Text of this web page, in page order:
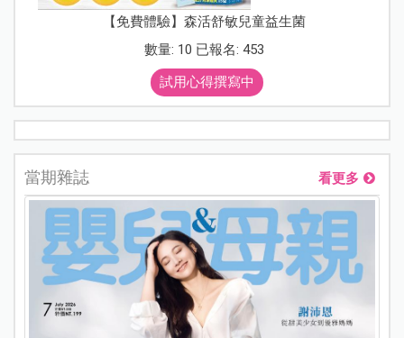
【免費體驗】森活舒敏兒童益生菌
數量: 10 已報名: 453
試用心得撰寫中
當期雜誌 看更多